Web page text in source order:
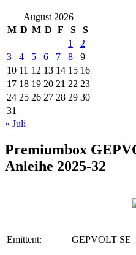
August 2026
M D M D F S
S
1
2
3
4 5 6 7 8
9
10 11 12 13 14 15 16
17 18 19 20 21 22 23
24 25 26 27 28 29 30
31
« Juli
Premiumbox
Anleihe 2025-32
Emittent: GEPVOLT SE